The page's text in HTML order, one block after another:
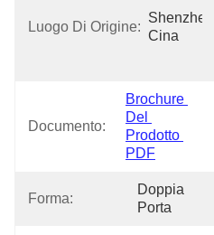
Luogo Di Origine:
Shenzhen
Cina
Documento:
Brochure
Del
Prodotto
PDF
Forma:
Doppia
Porta